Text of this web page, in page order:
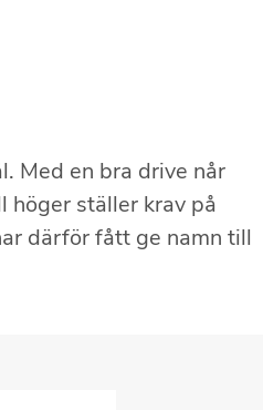
Med en bra drive når
höger ställer krav på
därför fått ge namn till